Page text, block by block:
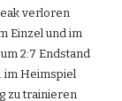
verloren
Einzel und im
2:7 Endstand
im Heimspiel
zu trainieren